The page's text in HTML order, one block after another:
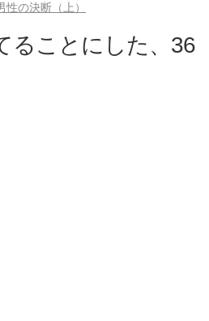
の決断（上）
ることにした、36